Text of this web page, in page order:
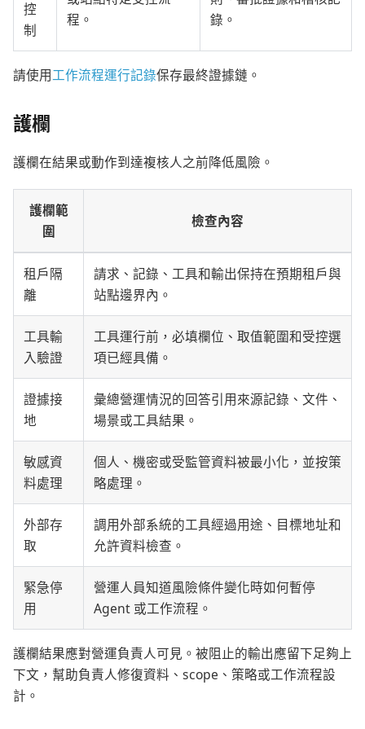
控
制
程。
錄。
請使用工作流程運行記錄保存最終證據鏈。
護欄
護欄在結果或動作到達複核人之前降低風險。
護欄範
圍
檢查內容
租戶隔
離
請求、記錄、工具和輸出保持在預期租戶與
站點邊界內。
工具輸
入驗證
工具運行前，必填欄位、取值範圍和受控選
項已經具備。
證據接
地
彙總營運情況的回答引用來源記錄、文件、
場景或工具結果。
敏感資
料處理
個人、機密或受監管資料被最小化，並按策
略處理。
外部存
取
調用外部系統的工具經過用途、目標地址和
允許資料檢查。
緊急停
用
營運人員知道風險條件變化時如何暫停
Agent 或工作流程。
護欄結果應對營運負責人可見。被阻止的輸出應留下足夠上
下文，幫助負責人修復資料、scope、策略或工作流程設
計。